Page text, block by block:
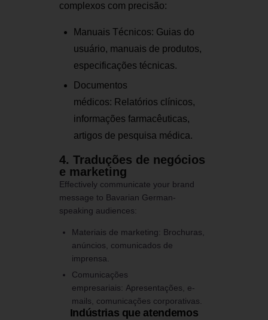
complexos com precisão:
Manuais Técnicos: Guias do
usuário, manuais de produtos,
especificações técnicas.
Documentos
médicos: Relatórios clínicos,
informações farmacêuticas,
artigos de pesquisa médica.
4. Traduções de negócios
e marketing
Effectively communicate your brand
message to Bavarian German-
speaking audiences:
Materiais de marketing: Brochuras,
anúncios, comunicados de
imprensa.
Comunicações
empresariais: Apresentações, e-
mails, comunicações corporativas.
Indústrias que atendemos